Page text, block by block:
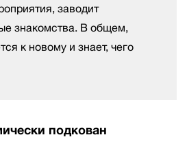
заводит
знакомства. В общем,
к новому и знает, чего
подкован